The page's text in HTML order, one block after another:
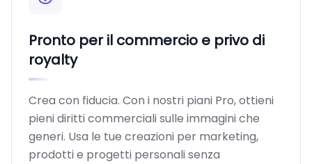
Pronto per il commercio e privo di
royalty
Crea con fiducia. Con i nostri piani Pro, ottieni
pieni diritti commerciali sulle immagini che
generi. Usa le tue creazioni per marketing,
prodotti e progetti personali senza